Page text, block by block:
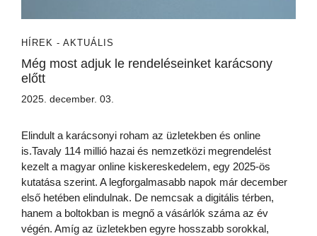
HÍREK - AKTUÁLIS
Még most adjuk le rendeléseinket karácsony
előtt
2025. december. 03.
Elindult a karácsonyi roham az üzletekben és online
is.Tavaly 114 millió hazai és nemzetközi megrendelést
kezelt a magyar online kiskereskedelem, egy 2025-ös
kutatása szerint. A legforgalmasabb napok már december
első hetében elindulnak. De nemcsak a digitális térben,
hanem a boltokban is megnő a vásárlók száma az év
végén. Amíg az üzletekben egyre hosszabb sorokkal,